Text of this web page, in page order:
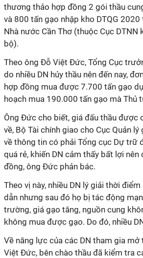
thương thảo hợp đồng 2 gói thầu
và 800 tấn gạo nhập kho DTQG
Nhà nước Cần Thơ (thuộc Cục DTNN
bộ).
Theo ông Đỗ Việt Đức, Tổng Cục
do nhiều DN hủy thầu nên đến nay,
hợp đồng mua được 7.700 tấn gạo
hoạch mua 190.000 tấn gạo mà Thủ
Ông Đức cho biết, giá đấu thầu được
về, Bộ Tài chính giao cho Cục Quản lý
về thông tin có phải Tổng cục Dự trữ
quá rẻ, khiến DN cảm thấy bất lợi nên
đồng, ông Đức phản bác.
Theo vị này, nhiều DN lý giải thời
dẫn nhưng sau đó họ bị tác động
trường, giá gạo tăng, nguồn cung
không mua được gạo. Do đó, nhiều
Về năng lực của các DN tham gia mở
Việt Đức, bên chào thầu đã kiểm tra